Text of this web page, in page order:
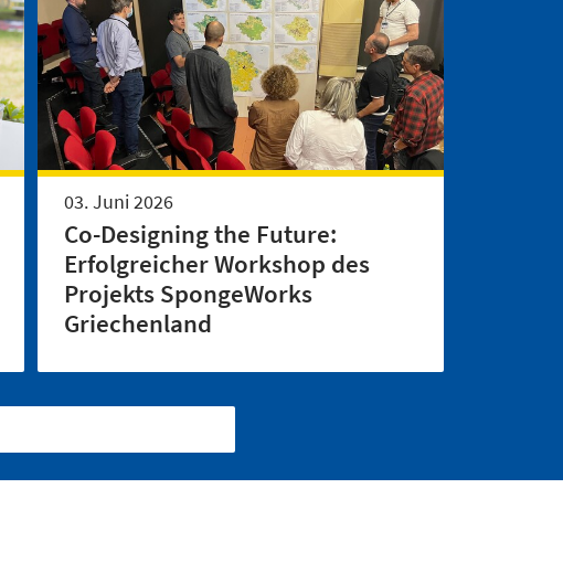
03. Juni 2026
Co-Designing the Future:
Erfolgreicher Workshop des
Projekts SpongeWorks
Griechenland